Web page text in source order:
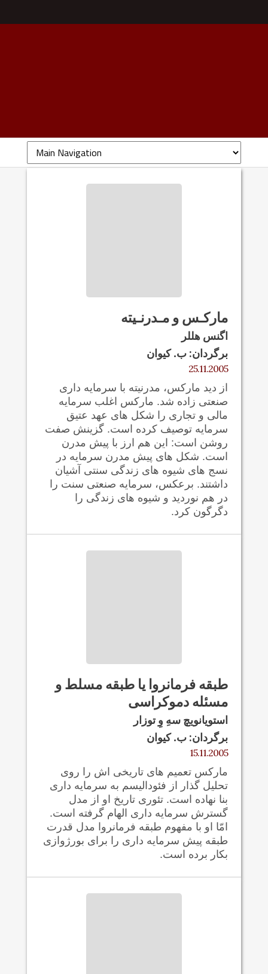
مارکـس و مـدرنـيته
اگنس هللر
برگردان: ب. کيوان
25.11.2005
از دید مارکس، مدرنيته با سرمایه داری
صنعتی زاده شد. مارکس اغلب سرمایه
مالی و تجاری را شکل های عهد عتیق
سرمایه توصیف کرده است. گزینش صفت
روشن است: این هم ارز با پیش مدرن
است. شکل های پیش مدرن سرمایه در
نسج های شیوه های زندگی سنتی آشیان
داشتند. برعکس، سرمایه صنعتی سنت را
در هم نورديد و شیوه های زندگی را
دگرگون کرد.
طبقه فرمانروا یا طبقه مسلط و
مسئله دموکراسی
استویانویچ سهِ وِ توزار
برگردان: ب. کيوان
15.11.2005
مارکس تعمیم های تاریخی اش را روی
تحلیل گذار از فئودالیسم به سرمایه داری
بنا نهاده است. تئوری تاریخ او از مدل
گسترش سرمایه داری الهام گرفته است.
امّا او با مفهوم طبقه فرمانروا مدل قدرت
طبقه پیش سرمایه داری را برای بورژوازی
بکار برده است.